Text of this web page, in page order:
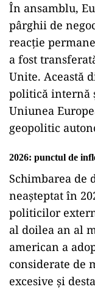
În ansamblu,
pârghii de
reacție
a fost
Unite. Această
politică internă
Uniunea
geopolitic
2026: punctul de
Schimbarea de
neașteptat în
politicilor
al doilea an al
american a
considerate de
excesive și